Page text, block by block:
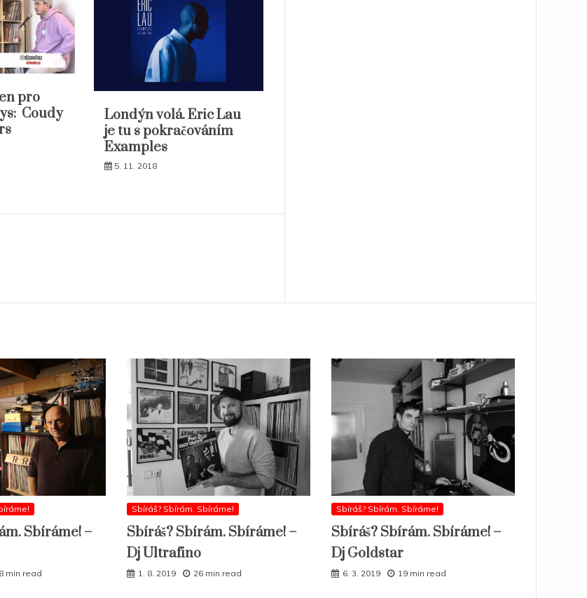
pro
Coudy
Londýn volá. Eric Lau
je tu s pokračováním
Examples
5. 11. 2018
Sbíráme! –
min read
Sbíráš? Sbírám. Sbíráme!
Sbíráš? Sbírám. Sbíráme! –
Dj Ultrafino
1. 8. 2019 26 min read
Sbíráš? Sbírám. Sbíráme!
Sbíráš? Sbírám. Sbíráme! –
Dj Goldstar
6. 3. 2019 19 min read